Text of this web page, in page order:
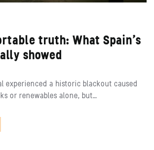
truth: What Spain’s
showed
experienced a historic blackout caused
or renewables alone, but…